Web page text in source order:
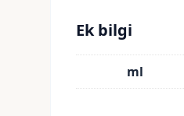
Ek bilgi
ml